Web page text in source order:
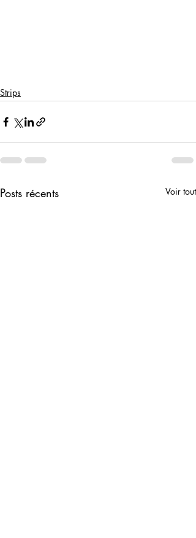
Strips
Posts récents Voir tout